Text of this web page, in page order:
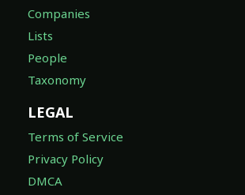
Companies
Lists
People
Taxonomy
LEGAL
Terms of Service
Privacy Policy
DMCA